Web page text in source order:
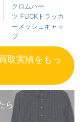
クロムハー
ツ FUCKトラッカ
ーメッシュキャッ
プ
取実績をもっ
ら